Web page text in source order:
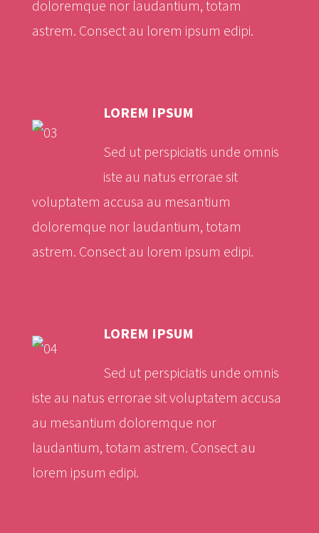
doloremque nor laudantium, totam
astrem. Consect au lorem ipsum edipi.
LOREM IPSUM
Sed ut perspiciatis unde omnis
iste au natus errorae sit
voluptatem accusa au mesantium
doloremque nor laudantium, totam
astrem. Consect au lorem ipsum edipi.
LOREM IPSUM
Sed ut perspiciatis unde omnis
iste au natus errorae sit voluptatem accusa
au mesantium doloremque nor
laudantium, totam astrem. Consect au
lorem ipsum edipi.